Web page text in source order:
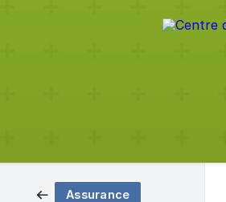
Assurance